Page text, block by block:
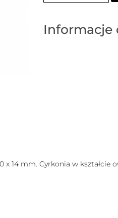
Informacje
14 mm. Cyrkonia w kształcie